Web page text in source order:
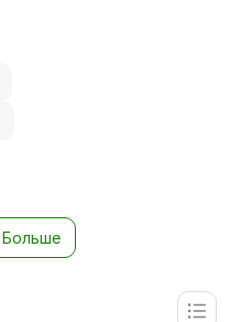
Больше